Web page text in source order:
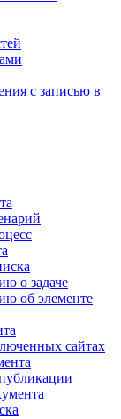
с записью в
о задаче
об элементе
сайтах